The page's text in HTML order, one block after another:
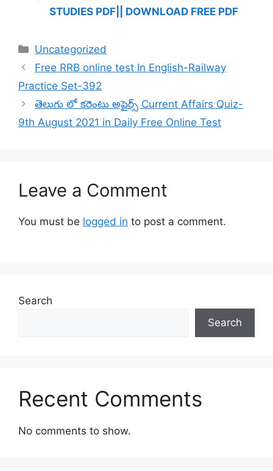
STUDIES PDF|| DOWNLOAD FREE PDF
Categories
Uncategorized
Free RRB online test In English-Railway
Practice Set-392
తెలుగు లో కరెంటు అఫైర్స్ Current Affairs Quiz-
9th August 2021 in Daily Free Online Test
Leave a Comment
You must be logged in to post a comment.
Search
Search
Recent Comments
No comments to show.